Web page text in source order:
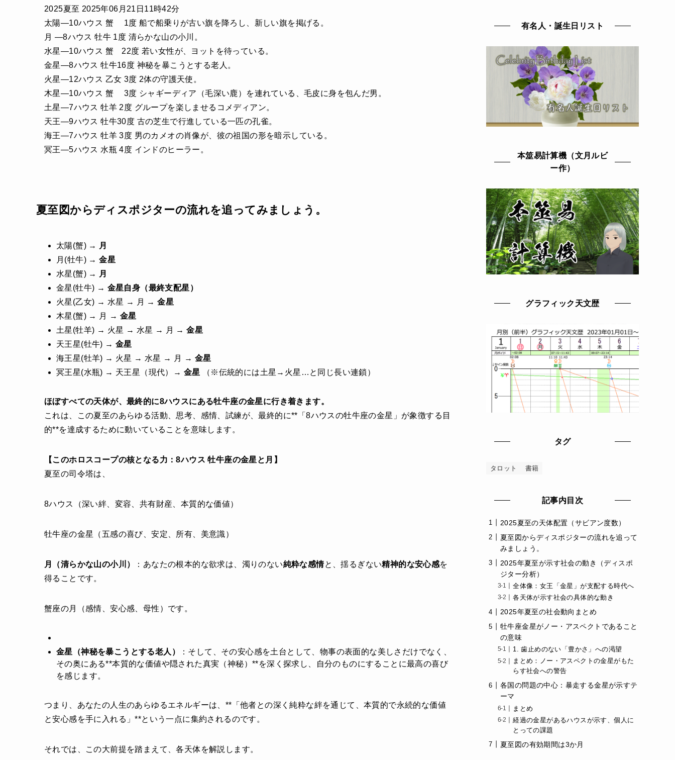
2025夏至 2025年06月21日11時42分
太陽―10ハウス 蟹 1度 船で船乗りが古い旗を降ろし、新しい旗を掲げる。
月 ―8ハウス 牡牛 1度 清らかな山の小川。
水星―10ハウス 蟹 22度 若い女性が、ヨットを待っている。
金星―8ハウス 牡牛16度 神秘を暴こうとする老人。
火星―12ハウス 乙女 3度 2体の守護天使。
木星―10ハウス 蟹 3度 シャギーディア（毛深い鹿）を連れている、毛皮に身を包んだ男。
土星―7ハウス 牡羊 2度 グループを楽しませるコメディアン。
天王―9ハウス 牡牛30度 古の芝生で行進している一匹の孔雀。
海王―7ハウス 牡羊 3度 男のカメオの肖像が、彼の祖国の形を暗示している。
冥王―5ハウス 水瓶 4度 インドのヒーラー。
夏至図からディスポジターの流れを追ってみましょう。
太陽(蟹) → 月
月(牡牛) →金星
水星(蟹) → 月
金星(牡牛) → 金星自身（最終支配星）
火星(乙女) → 水星 → 月 →金星
木星(蟹) → 月 → 金星
土星(牡羊) → 火星 → 水星 → 月 →金星
天王星(牡牛) → 金星
海王星(牡羊) → 火星 → 水星 → 月 → 金星
冥王星(水瓶) → 天王星（現代）→ 金星 （※伝統的には土星→火星…と同じ長い連鎖）
ほぼすべての天体が、最終的に8ハウスにある牡牛座の金星に行き着きます。
これは、この夏至のあらゆる活動、思考、感情、試練が、最終的に**「8ハウスの牡牛座の金星」が象徴する目
的**を達成するために動いていることを意味します。
【このホロスコープの核となる力：8ハウス 牡牛座の金星と月】
夏至の司令塔は、
8ハウス（深い絆、変容、共有財産、本質的な価値）
牡牛座の金星（五感の喜び、安定、所有、美意識）
月（清らかな山の小川） ：あなたの根本的な欲求は、濁りのない純粋な感情と、揺るぎない精神的な安心感を
得ることです。
蟹座の月（感情、安心感、母性）です。
金星（神秘を暴こうとする老人）
：そして、その安心感を土台として、物事の表面的な美しさだけでなく、
その奥にある**本質的な価値や隠された真実（神秘）**を深く探求し、自分のものにすることに最高の喜び
を感じます。
つまり、あなたの人生のあらゆるエネルギーは、**「他者との深く純粋な絆を通じて、本質的で永続的な価値
と安心感を手に入れる」**という一点に集約されるのです。
それでは、この大前提を踏まえて、各天体を解説します。
有名人・誕生日リスト
本筮易計算機（文月ルビ
ー作）
グラフィック天文歴
タグ
タロット 書籍
記事内目次
2025夏至の天体配置（サビアン度数）
夏至図からディスポジターの流れを追って
みましょう。
2025年夏至が示す社会の動き（ディスポ
ジター分析）
全体像：女王「金星」が支配する時代へ
各天体が示す社会の具体的な動き
2025年夏至の社会動向まとめ
牡牛座金星がノー・アスペクトであること
の意味
1. 歯止めのない「豊かさ」への渇望
まとめ：ノー・アスペクトの金星がもた
らす社会への警告
各国の問題の中心：暴走する金星が示すテ
ーマ
まとめ
経過の金星があるハウスが示す、個人に
とっての課題
夏至図の有効期間は3か月